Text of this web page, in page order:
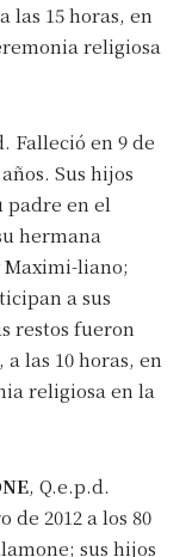
las 15 horas, en
religiosa
Falleció en 9 de
Sus hijos
padre en el
hermana
Maximi-liano;
a sus
restos fueron
las 10 horas, en
religiosa en la
, Q.e.p.d.
de 2012 a los 80
sus hijos